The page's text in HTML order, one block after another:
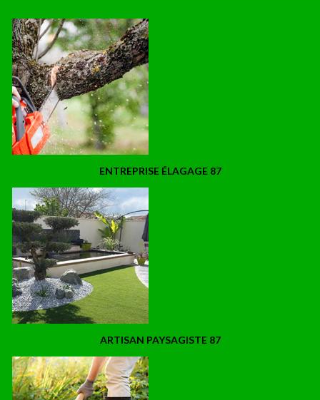
ENTREPRISE ÉLAGAGE 87
ARTISAN PAYSAGISTE 87